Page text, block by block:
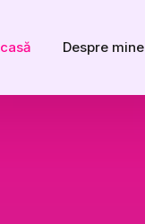
Despre mine